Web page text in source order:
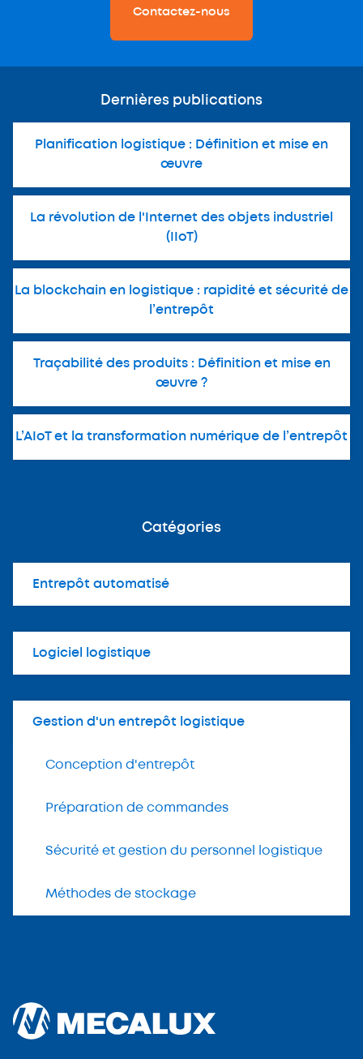
Contactez-nous
Dernières publications
Planification logistique : Définition et mise en
œuvre
La révolution de l'Internet des objets industriel
(IIoT)
La blockchain en logistique : rapidité et sécurité de
l’entrepôt
Traçabilité des produits : Définition et mise en
œuvre ?
L’AIoT et la transformation numérique de l’entrepôt
Catégories
Entrepôt automatisé
Logiciel logistique
Gestion d'un entrepôt logistique
Conception d'entrepôt
Préparation de commandes
Sécurité et gestion du personnel logistique
Méthodes de stockage